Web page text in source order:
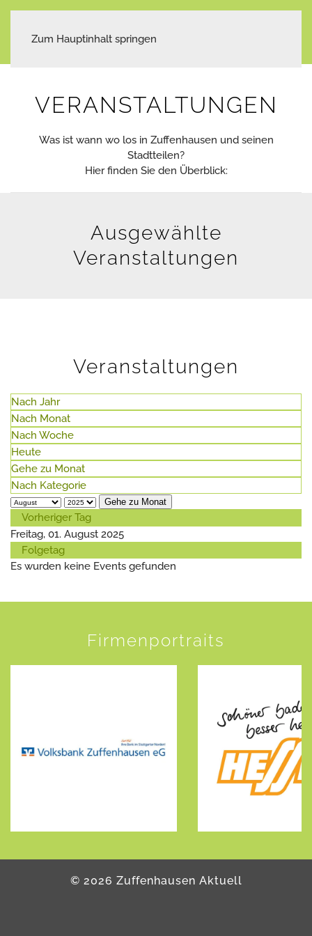
Zum Hauptinhalt springen
VERANSTALTUNGEN
Was ist wann wo los in Zuffenhausen und seinen
Stadtteilen?
Hier finden Sie den Überblick:
Ausgewählte
Veranstaltungen
Veranstaltungen
Nach Jahr
Nach Monat
Nach Woche
Heute
Gehe zu Monat
Nach Kategorie
Gehe zu Monat
Vorheriger Tag
Freitag, 01. August 2025
Folgetag
Es wurden keine Events gefunden
Firmenportraits
© 2026 Zuffenhausen Aktuell